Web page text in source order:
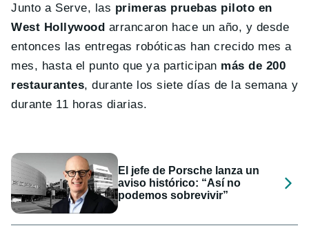
Junto a Serve, las primeras pruebas piloto en
West Hollywood arrancaron hace un año, y desde
entonces las entregas robóticas han crecido mes a
mes, hasta el punto que ya participan más de 200
restaurantes, durante los siete días de la semana y
durante 11 horas diarias.
El jefe de Porsche lanza un
aviso histórico: “Así no
podemos sobrevivir”